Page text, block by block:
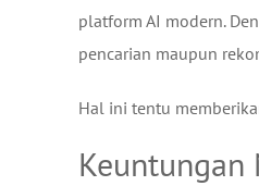
platform AI modern.
pencarian maupun
Hal ini tentu
Keuntungan